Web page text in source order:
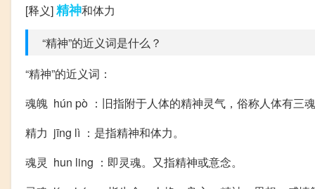
[释义]精神和体力
“精神”的近义词是什么？
“精神”的近义词：
魂魄 hún pò ：旧指附于人体的精神灵气，俗称人体有三
精力 jīng lì ：是指精神和体力。
魂灵 hun ling ：即灵魂。又指精神或意念。